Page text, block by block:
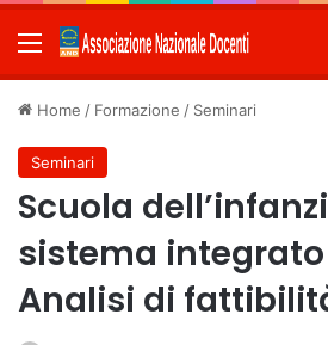
Menu
Home / Formazione / Seminari
Seminari
Scuola
sistema
Analisi di